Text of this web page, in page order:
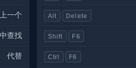
一个
查找
代替
Alt Delete
Shift F6
Ctrl F6